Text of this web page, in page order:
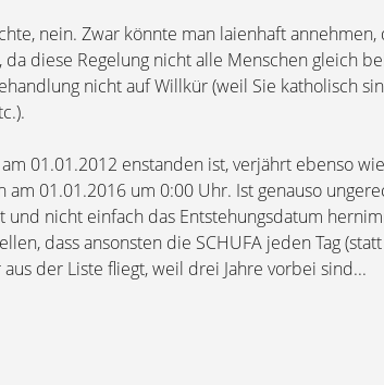
nein. Zwar könnte man laienhaft annehmen,
diese Regelung nicht alle Menschen gleich
nicht auf Willkür (weil Sie katholisch
01.01.2012 enstanden ist, verjährt ebenso
01.01.2016 um 0:00 Uhr. Ist genauso
und nicht einfach das Entstehungsdatum
dass ansonsten die SCHUFA jeden Tag
der Liste fliegt, weil drei Jahre vorbei sind...